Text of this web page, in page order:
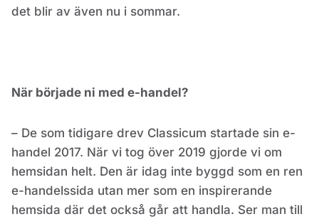
det blir av även nu i sommar.
När började ni med e-handel?
– De som tidigare drev Classicum startade sin e-
handel 2017. När vi tog över 2019 gjorde vi om
hemsidan helt. Den är idag inte byggd som en ren
e-handelssida utan mer som en inspirerande
hemsida där det också går att handla. Ser man till